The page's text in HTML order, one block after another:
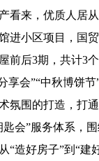
看来，优质人居
进小区项目，国
前后3期，共计3
享会”“中秋博饼
氛围的打造，打
匙会”服务体系，
“造好房子”到“